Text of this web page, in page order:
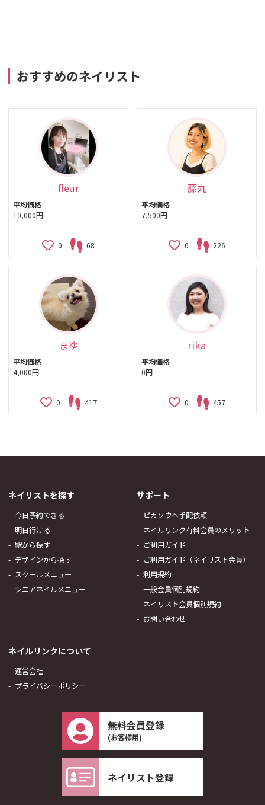
おすすめのネイリスト
fleur
平均価格
10,000円
0 68
藤丸
平均価格
7,500円
0 226
まゆ
平均価格
4,000円
0 417
rika
平均価格
0円
0 457
ネイリストを探す
今日予約できる
明日行ける
駅から探す
デザインから探す
スクールメニュー
シニアネイルメニュー
サポート
ピカソウへ手配依頼
ネイルリンク有料会員のメリット
ご利用ガイド
ご利用ガイド（ネイリスト会員）
利用規約
一般会員個別規約
ネイリスト会員個別規約
お問い合わせ
ネイルリンクについて
運営会社
プライバシーポリシー
無料会員登録
(お客様用)
ネイリスト登録